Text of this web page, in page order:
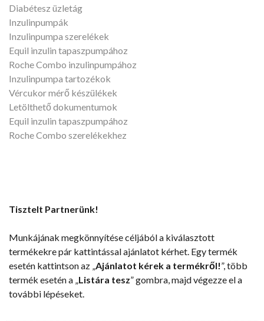
Diabétesz üzletág
Inzulinpumpák
Inzulinpumpa szerelékek
Equil inzulin tapaszpumpához
Roche Combo inzulinpumpához
Inzulinpumpa tartozékok
Vércukor mérő készülékek
Letölthető dokumentumok
Equil inzulin tapaszpumpához
Roche Combo szerelékekhez
Tisztelt Partnerünk!
Munkájának megkönnyítése céljából a kiválasztott
termékekre pár kattintással ajánlatot kérhet. Egy termék
esetén kattintson az „Ajánlatot kérek a termékről!”, több
termék esetén a „Listára tesz” gombra, majd végezze el a
további lépéseket.